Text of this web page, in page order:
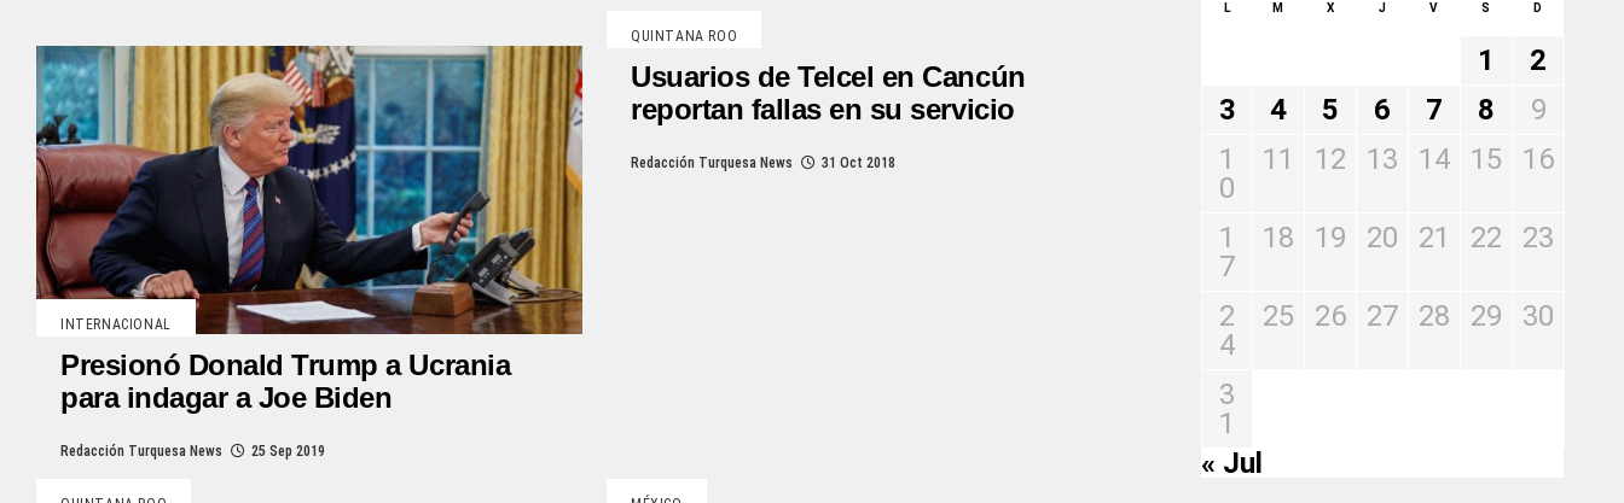
INTERNACIONAL
Presionó Donald Trump a Ucrania
para indagar a Joe Biden
Redacción Turquesa News 25 Sep 2019
QUINTANA ROO
Usuarios de Telcel en Cancún
reportan fallas en su servicio
Redacción Turquesa News 31 Oct 2018
L M X J V S D
1
2
3
4 5 6 7 8
9
1
0
11 12 13 14 15 16
1
7
18 19 20 21 22 23
2
4
25 26 27 28 29 30
3
1
« Jul